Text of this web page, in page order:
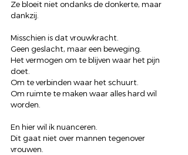
Ze bloeit niet ondanks de donkerte, maar
dankzij.
Misschien is dat vrouwkracht.
Geen geslacht, maar een beweging.
Het vermogen om te blijven waar het pijn
doet.
Om te verbinden waar het schuurt.
Om ruimte te maken waar alles hard wil
worden.
En hier wil ik nuanceren.
Dit gaat niet over mannen tegenover
vrouwen.